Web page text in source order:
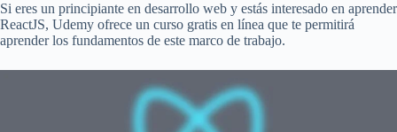
Si eres un principiante en desarrollo web y estás interesado en aprender
ReactJS, Udemy ofrece un curso gratis en línea que te permitirá
aprender los fundamentos de este marco de trabajo.